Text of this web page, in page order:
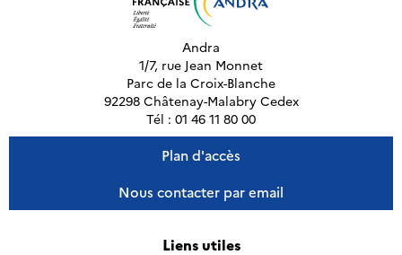
Andra
1/7, rue Jean Monnet
Parc de la Croix-Blanche
92298 Châtenay-Malabry Cedex
Tél : 01 46 11 80 00
Plan d'accès
Nous contacter par email
Liens utiles